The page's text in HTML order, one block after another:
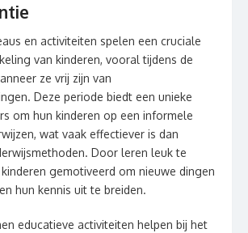
en activiteiten spelen een cruciale
van kinderen, vooral tijdens de
ze vrij zijn van
Deze periode biedt een unieke
om hun kinderen op een informele
wat vaak effectiever is dan
Door leren leuk te
gemotiveerd om nieuwe dingen
hun kennis uit te breiden.
educatieve activiteiten helpen bij het